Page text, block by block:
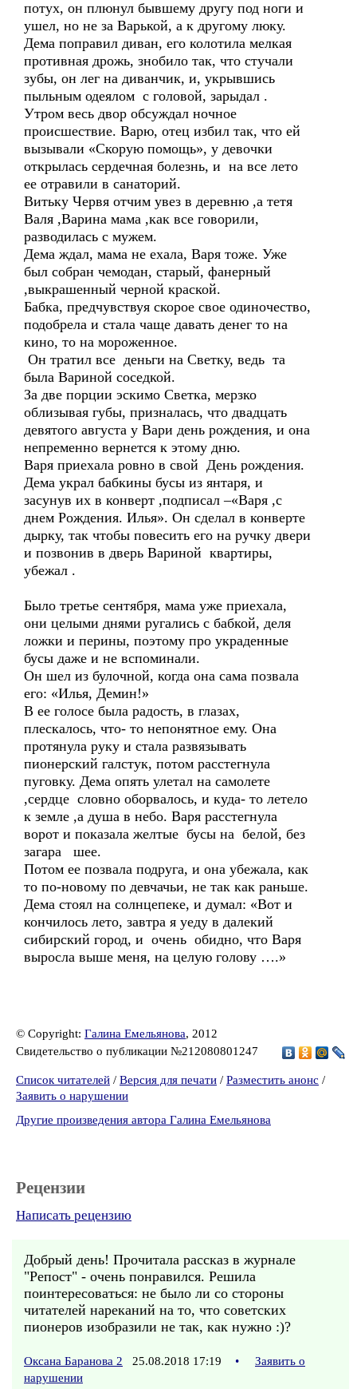
потух, он плюнул бывшему другу под ноги и
ушел, но не за Варькой, а к другому люку.
Дема поправил диван, его колотила мелкая
противная дрожь, знобило так, что стучали
зубы, он лег на диванчик, и, укрывшись
пыльным одеялом с головой, зарыдал .
Утром весь двор обсуждал ночное
происшествие. Варю, отец избил так, что ей
вызывали «Скорую помощь», у девочки
открылась сердечная болезнь, и на все лето
ее отравили в санаторий.
Витьку Червя отчим увез в деревню ,а тетя
Валя ,Варина мама ,как все говорили,
разводилась с мужем.
Дема ждал, мама не ехала, Варя тоже. Уже
был собран чемодан, старый, фанерный
,выкрашенный черной краской.
Бабка, предчувствуя скорое свое одиночество,
подобрела и стала чаще давать денег то на
кино, то на мороженное.
Он тратил все деньги на Светку, ведь та
была Вариной соседкой.
За две порции эскимо Светка, мерзко
облизывая губы, призналась, что двадцать
девятого августа у Вари день рождения, и она
непременно вернется к этому дню.
Варя приехала ровно в свой День рождения.
Дема украл бабкины бусы из янтаря, и
засунув их в конверт ,подписал –«Варя ,с
днем Рождения. Илья». Он сделал в конверте
дырку, так чтобы повесить его на ручку двери
и позвонив в дверь Вариной квартиры,
убежал .
Было третье сентября, мама уже приехала,
они целыми днями ругались с бабкой, деля
ложки и перины, поэтому про украденные
бусы даже и не вспоминали.
Он шел из булочной, когда она сама позвала
его: «Илья, Демин!»
В ее голосе была радость, в глазах,
плескалось, что- то непонятное ему. Она
протянула руку и стала развязывать
пионерский галстук, потом расстегнула
пуговку. Дема опять улетал на самолете
,сердце словно оборвалось, и куда- то летело
к земле ,а душа в небо. Варя расстегнула
ворот и показала желтые бусы на белой, без
загара шее.
Потом ее позвала подруга, и она убежала, как
то по-новому по девчачьи, не так как раньше.
Дема стоял на солнцепеке, и думал: «Вот и
кончилось лето, завтра я уеду в далекий
сибирский город, и очень обидно, что Варя
выросла выше меня, на целую голову ….»
© Copyright: Галина Емельянова, 2012
Свидетельство о публикации №212080801247
Список читателей / Версия для печати / Разместить анонс /
Заявить о нарушении
Другие произведения автора Галина Емельянова
Рецензии
Написать рецензию
Добрый день! Прочитала рассказ в журнале
"Репост" - очень понравился. Решила
поинтересоваться: не было ли со стороны
читателей нареканий на то, что советских
пионеров изобразили не так, как нужно :)?
Оксана Баранова 2 25.08.2018 17:19 •
Заявить о
нарушении